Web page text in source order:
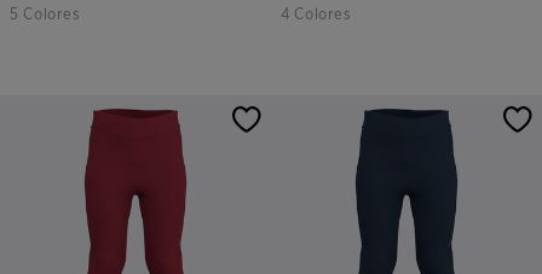
5 Colores 4 Colores